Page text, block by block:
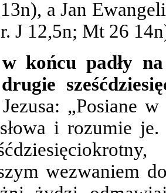
a Jan
J 12,5n; Mt 26
końcu padły
„Posiane
i rozumie
wezwaniem